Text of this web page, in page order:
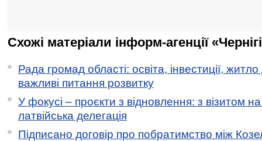
Схожі матеріали інформ-агенції
Рада громад області: освіта, інвестиції,
важливі питання розвитку
У фокусі – проєкти з відновлення: з візитом
латвійська делегація
Підписано договір про побратимство між